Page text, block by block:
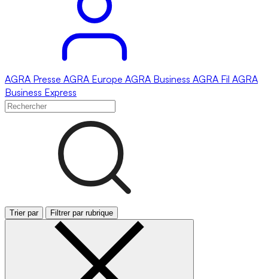
AGRA Presse AGRA Europe AGRA Business AGRA Fil AGRA
Business Express
Trier par Filtrer par rubrique